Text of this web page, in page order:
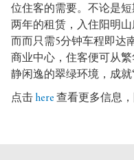
位住客的需要。不论是
两年的租赁，入住阳明
而而只需5分钟车程即达
商业中心，住客便可从
静闲逸的翠绿环境，成就
点击here查看更多信息